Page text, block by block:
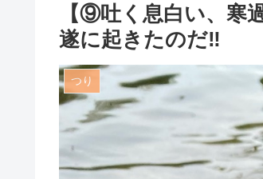
【⑨吐く息白い、寒
遂に起きたのだ‼️
つり